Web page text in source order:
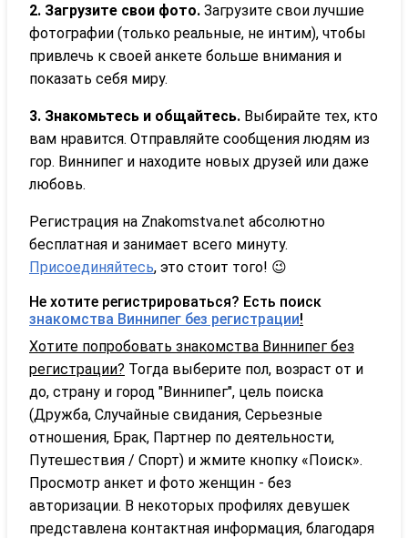
2. Загрузите свои фото. Загрузите свои лучшие
фотографии (только реальные, не интим), чтобы
привлечь к своей анкете больше внимания и
показать себя миру.
3. Знакомьтесь и общайтесь. Выбирайте тех, кто
вам нравится. Отправляйте сообщения людям из
гор. Виннипег и находите новых друзей или даже
любовь.
Регистрация на Znakomstva.net абсолютно
бесплатная и занимает всего минуту.
Присоединяйтесь, это стоит того! 😉
Не хотите регистрироваться? Есть поиск
знакомства Виннипег без регистрации!
Хотите попробовать знакомства Виннипег без
регистрации? Тогда выберите пол, возраст от и
до, страну и город "Виннипег", цель поиска
(Дружба, Случайные свидания, Серьезные
отношения, Брак, Партнер по деятельности,
Путешествия / Спорт) и жмите кнопку «Поиск».
Просмотр анкет и фото женщин - без
авторизации. В некоторых профилях девушек
представлена контактная информация, благодаря